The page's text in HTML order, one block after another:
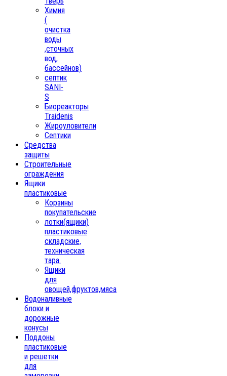
Химия
(
очистка
воды
,сточных
вод,
бассейнов)
септик
SANI-
S
Биореакторы
Traidenis
Жироуловители
Септики
Средства
защиты
Строительные
ограждения
Ящики
пластиковые
Корзины
покупательские
лотки(ящики)
пластиковые
складские,
техническая
тара.
Ящики
для
овощей,фруктов,мяса
Водоналивные
блоки и
дорожные
конусы
Поддоны
пластиковые
и решетки
для